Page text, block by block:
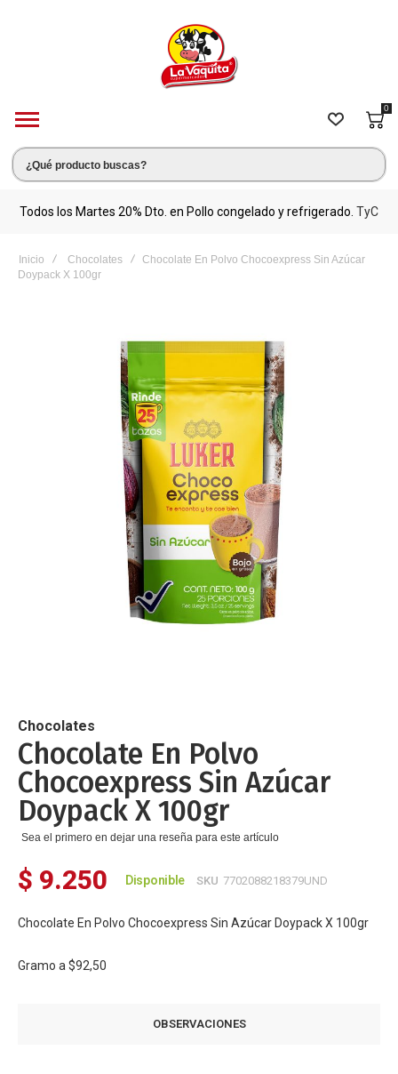
0
Todos los Martes 20% Dto. en Pollo congelado y refrigerado. TyC
Inicio Chocolates
Chocolate En Polvo Chocoexpress Sin Azúcar
Doypack X 100gr
de
la
galería
de
imágenes
Chocolates
Chocolate En Polvo
Chocoexpress Sin Azúcar
Doypack X 100gr
Sea el primero en dejar una reseña para este artículo
$ 9.250 Disponible SKU 7702088218379UND
Chocolate En Polvo Chocoexpress Sin Azúcar Doypack X 100gr
Gramo a $92,50
OBSERVACIONES